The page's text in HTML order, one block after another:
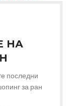
НА
последни
за ран